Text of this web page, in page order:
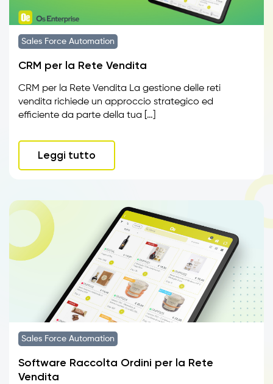
Sales Force Automation
CRM per la Rete Vendita
CRM per la Rete Vendita La gestione delle reti
vendita richiede un approccio strategico ed
efficiente da parte della tua […]
Leggi tutto
Sales Force Automation
Software Raccolta Ordini per la Rete
Vendita